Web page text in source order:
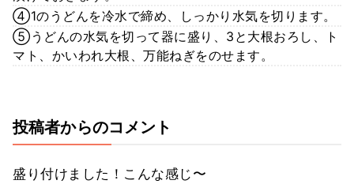
④1のうどんを冷水で締め、しっかり水気を切ります。
⑤うどんの水気を切って器に盛り、3と大根おろし、ト
マト、かいわれ大根、万能ねぎをのせます。
投稿者からのコメント
盛り付けました！こんな感じ〜